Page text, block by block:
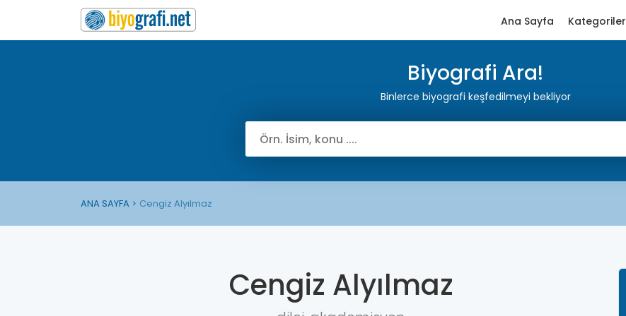
Ana Sayfa Kategoriler
Biyografi Ara!
Binlerce biyografi keşfedilmeyi bekliyor
ANA SAYFA Cengiz Alyılmaz
Cengiz Alyılmaz